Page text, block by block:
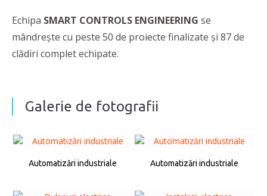
Echipa SMART CONTROLS ENGINEERING se
mândreşte cu peste 50 de proiecte finalizate şi 87 de
clădiri complet echipate.
Galerie de fotografii
Automatizări industriale Automatizări industriale